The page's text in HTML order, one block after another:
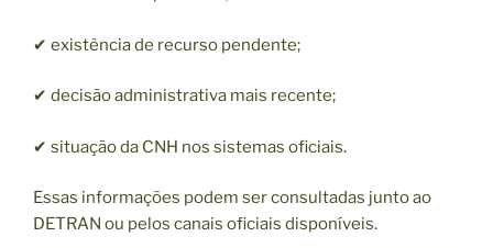
✔ existência de recurso pendente;
✔ decisão administrativa mais recente;
✔ situação da CNH nos sistemas oficiais.
Essas informações podem ser consultadas junto ao
DETRAN ou pelos canais oficiais disponíveis.